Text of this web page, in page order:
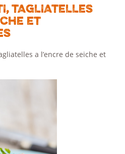
TAGLIATELLES
ET
a l’encre de seiche et